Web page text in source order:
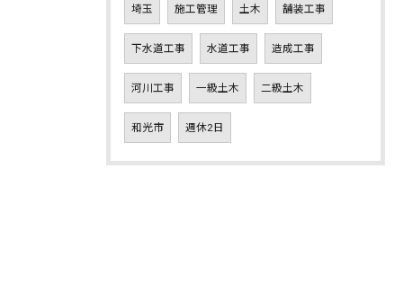
埼玉 施工管理 土木 舗装工事
下水道工事 水道工事 造成工事
河川工事 一級土木 二級土木
和光市 週休2日